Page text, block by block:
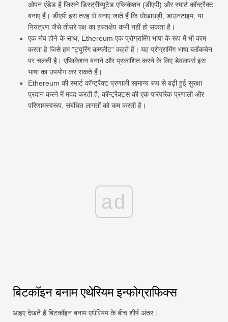
ओपन एंडेड है जिसने डिस्ट्रीब्यूटेड एप्लिकेशन (डीएपी) और स्मार्ट कॉन्ट्रैक्ट
बनाए हैं। डीएपी इस तरह से बनाए जाते हैं कि धोखाधड़ी, डाउनटाइम, या
नियंत्रण जैसे तीसरे पक्ष का हस्तक्षेप कभी नहीं हो सकता है।
एक मंच होने के साथ, Ethereum एक प्रोग्रामिंग भाषा के रूप में भी काम
करता है जिसे हम "ट्यूरिंग कम्प्लीट" कहते हैं। यह प्रोग्रामिंग भाषा ब्लॉकचेन
पर चलती है। एप्लिकेशन बनाने और प्रकाशित करने के लिए डेवलपर्स इस
भाषा का उपयोग कर सकते हैं।
Ethereum की स्मार्ट कॉन्ट्रैक्ट प्रणाली सामान्य रूप से बढ़ी हुई सुरक्षा
प्रदान करने में मदद करती है, कॉन्ट्रैक्ट्स की एक पारंपरिक प्रणाली और
परिणामस्वरूप, संबंधित लागतों को कम करती है।
ad
बिटकॉइन बनाम एथेरियम इन्फोग्राफिक्स
आइए देखते हैं बिटकॉइन बनाम एथेरियम के बीच शीर्ष अंतर।